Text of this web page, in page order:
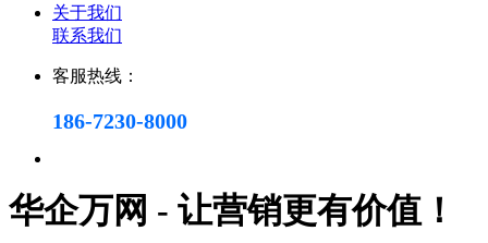
关于我们
联系我们
客服热线：
186-7230-8000
华企万网 - 让营销更有价值！